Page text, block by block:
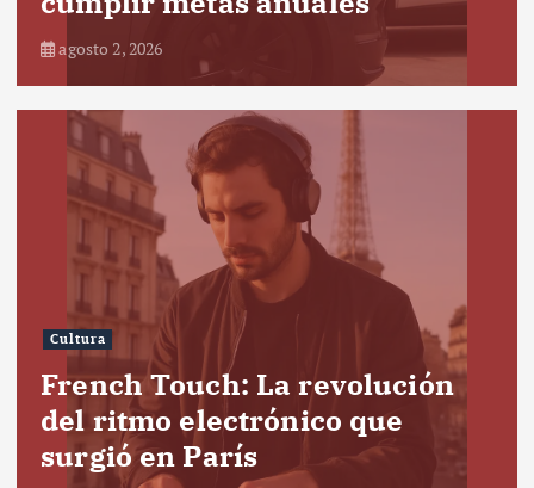
agosto 2, 2026
Cultura
French Touch: La revolución
del ritmo electrónico que
surgió en París